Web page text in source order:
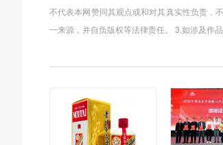
不代表本网赞同其观点或和对其真实性负责，
一来源，并自负版权等法律责任。 3.如涉及作